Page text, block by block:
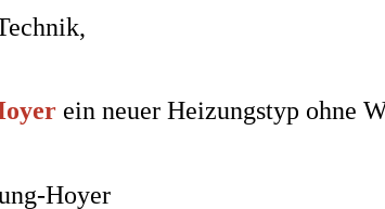
ein neuer Heizungstyp ohne
Hoyer